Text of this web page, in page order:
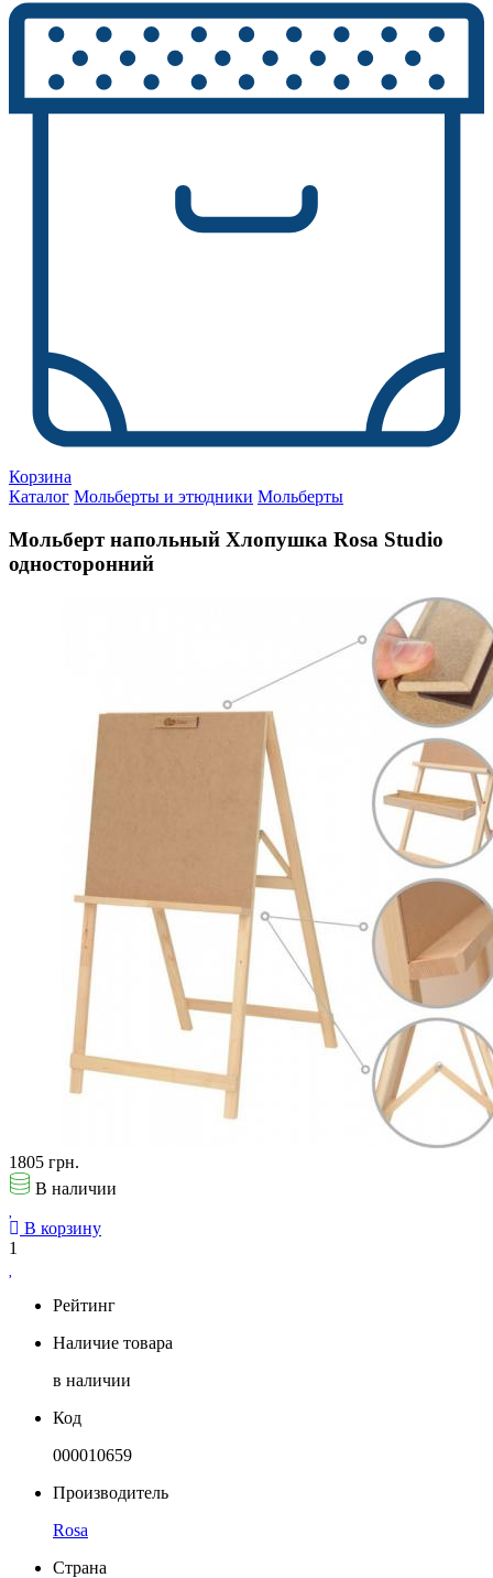
Корзина
Каталог Мольберты и этюдники Мольберты
Мольберт напольный Хлопушка Rosa Studio
односторонний
1805 грн.
В наличии
В корзину
1
Рейтинг
Наличие товара
в наличии
Код
000010659
Производитель
Rosa
Страна